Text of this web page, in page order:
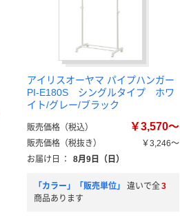
アイリスオーヤマ パイプハンガー
PI-E180S シングルタイプ ホワ
イト/グレー/ブラック
販売価格（税込） ￥3,570～
販売価格（税抜き）
￥3,246～
お届け日
： 8月9日（日）
「カラー」「販売単位」 違いで全3
商品あります